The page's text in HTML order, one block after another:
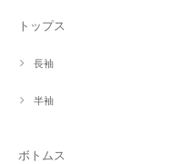
トップス
長袖
半袖
ボトムス